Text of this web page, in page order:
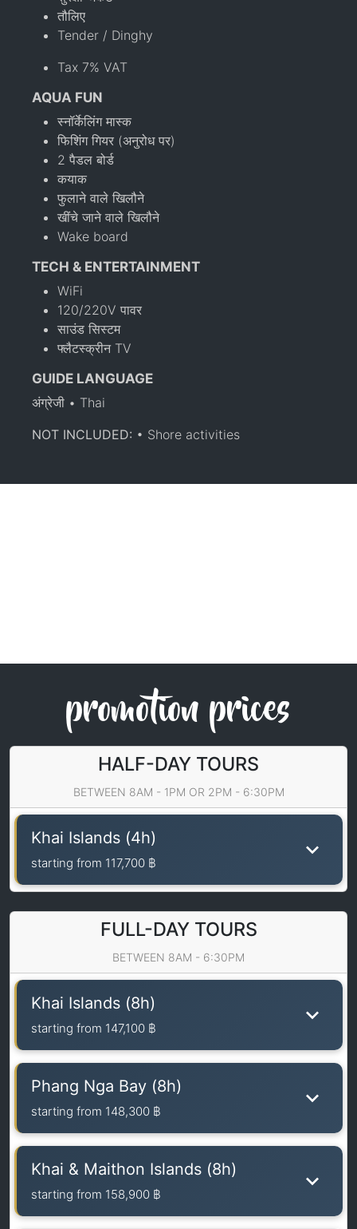
तौलिए
Tender / Dinghy
Tax 7% VAT
AQUA FUN
स्नॉर्केलिंग मास्क
फिशिंग गियर (अनुरोध पर)
2 पैडल बोर्ड
कयाक
फुलाने वाले खिलौने
खींचे जाने वाले खिलौने
Wake board
TECH & ENTERTAINMENT
WiFi
120/220V पावर
साउंड सिस्टम
फ्लैटस्क्रीन TV
GUIDE LANGUAGE
अंग्रेजी • Thai
NOT INCLUDED: • Shore activities
promotion prices
HALF-DAY TOURS
BETWEEN 8AM - 1PM OR 2PM - 6:30PM
Khai Islands (4h)
starting from 117,700 ฿
FULL-DAY TOURS
BETWEEN 8AM - 6:30PM
Khai Islands (8h)
starting from 147,100 ฿
Phang Nga Bay (8h)
starting from 148,300 ฿
Khai & Maithon Islands (8h)
starting from 158,900 ฿